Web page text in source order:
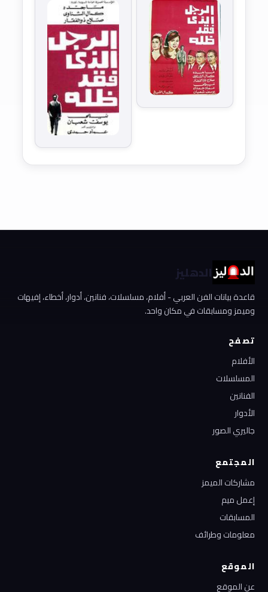
الدهليز
قاعدة بيانات الفن العربي - أفلام، مسلسلات، فنانين، أدوار، أخطاء، إفيهات
وميمز ومسابقات في مكان واحد.
تصفح
الأفلام
المسلسلات
الفنانين
الأدوار
جاليري الصور
المجتمع
مشاركات الميمز
إعمل ميم
المسابقات
معلومات وطرائف
الموقع
عن الموقع